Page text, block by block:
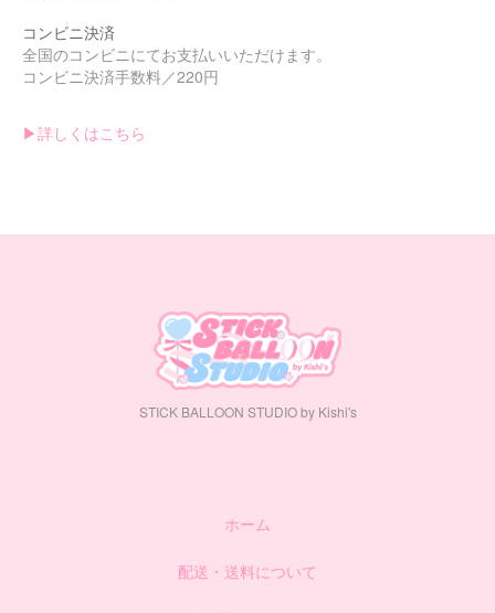
コンビニ決済
全国のコンビニにてお支払いいただけます。
コンビニ決済手数料／220円
▶︎詳しくはこちら
STICK BALLOON STUDIO by Kishi's
ホーム
配送・送料について